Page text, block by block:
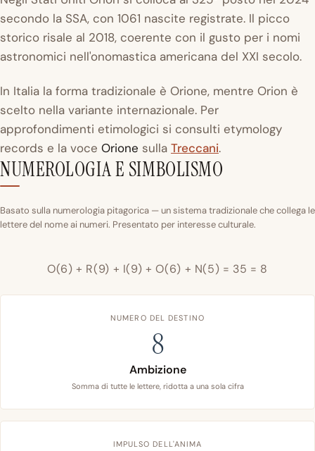
secondo la SSA, con 1061 nascite registrate. Il picco
storico risale al 2018, coerente con il gusto per i nomi
astronomici nell'onomastica americana del XXI secolo.
In Italia la forma tradizionale è Orione, mentre Orion è
scelto nella variante internazionale. Per
approfondimenti etimologici si consulti etymology
records e la voce Orione sulla Treccani.
NUMEROLOGIA E SIMBOLISMO
Basato sulla numerologia pitagorica — un sistema tradizionale che collega le
lettere del nome ai numeri. Presentato per interesse culturale.
O(6) + R(9) + I(9) + O(6) + N(5) = 35 = 8
NUMERO DEL DESTINO
8
Ambizione
Somma di tutte le lettere, ridotta a una sola cifra
IMPULSO DELL'ANIMA